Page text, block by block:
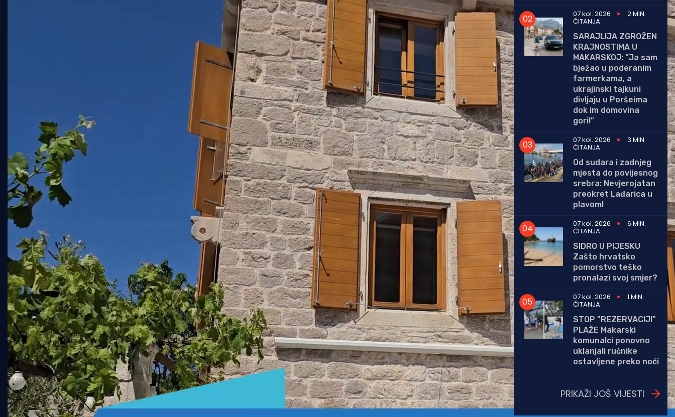
07 kol. 2026
2 MIN.
ČITANJA
SARAJLIJA ZGROŽEN
KRAJNOSTIMA U
MAKARSKOJ: "Ja sam
bježao u poderanim
farmerkama, a
ukrajinski tajkuni
divljaju u Poršeima
dok im domovina
gori!"
07 kol. 2026
3 MIN.
ČITANJA
Od sudara i zadnjeg
mjesta do povijesnog
srebra: Nevjerojatan
preokret Lađarica u
plavom!
07 kol. 2026
6 MIN.
ČITANJA
SIDRO U PIJESKU
Zašto hrvatsko
pomorstvo teško
pronalazi svoj smjer?
07 kol. 2026
1 MIN.
ČITANJA
STOP "REZERVACIJI"
PLAŽE Makarski
komunalci ponovno
uklanjali ručnike
ostavljene preko noći
PRIKAŽI JOŠ VIJESTI